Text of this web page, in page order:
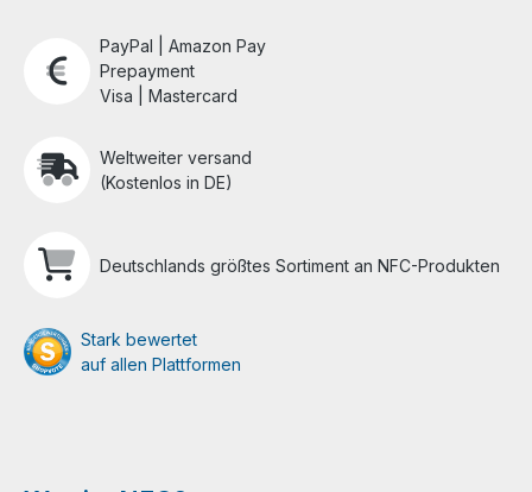
PayPal | Amazon Pay
Prepayment
Visa | Mastercard
Weltweiter versand
(Kostenlos in DE)
Deutschlands größtes Sortiment an NFC-Produkten
Stark bewertet
auf allen Plattformen